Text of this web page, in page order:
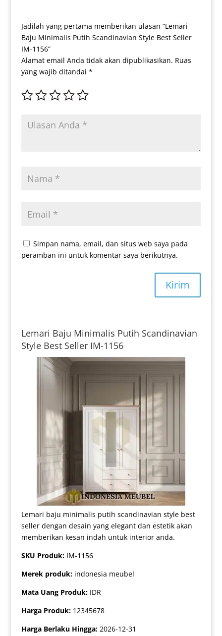
Jadilah yang pertama memberikan ulasan “Lemari
Baju Minimalis Putih Scandinavian Style Best Seller
IM-1156”
Alamat email Anda tidak akan dipublikasikan. Ruas
yang wajib ditandai *
Simpan nama, email, dan situs web saya pada
peramban ini untuk komentar saya berikutnya.
Kirim
Lemari Baju Minimalis Putih Scandinavian
Style Best Seller IM-1156
Lemari baju minimalis putih scandinavian style best
seller dengan desain yang elegant dan estetik akan
memberikan kesan indah untuk interior anda.
SKU Produk: IM-1156
Merek produk: indonesia meubel
Mata Uang Produk: IDR
Harga Produk: 12345678
Harga Berlaku Hingga: 2026-12-31